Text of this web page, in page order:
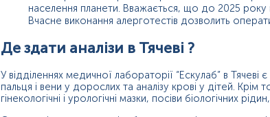
населення планети. Вважається, що до 2025 року
Вчасне виконання алерготестів дозволить
Де здати аналізи в Тячеві ?
У відділеннях медичної лабораторії “Ескулаб” в
пальця і вени у дорослих та аналізу крові у дітей. Крім
гінекологічні і урологічні мазки, посіви біологічних